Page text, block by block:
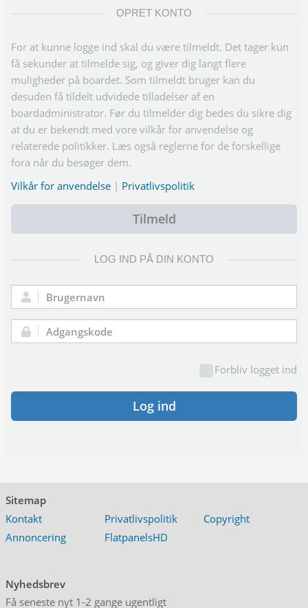
OPRET KONTO
For at kunne logge ind skal du være tilmeldt. Det tager kun
få sekunder at tilmelde sig, og giver dig langt flere
muligheder på boardet. Som tilmeldt bruger kan du
desuden få tildelt udvidede tilladelser af en
boardadministrator. Før du tilmelder dig bedes du sikre dig
at du er bekendt med vore vilkår for anvendelse og
relaterede politikker. Læs også reglerne for de forskellige
fora når du besøger dem.
Vilkår for anvendelse | Privatlivspolitik
Tilmeld
LOG IND PÅ DIN KONTO
Brugernavn:
Adgangskode:
Forbliv logget ind
Log ind
Sitemap
Kontakt
Privatlivspolitik
Copyright
Annoncering
FlatpanelsHD
Nyhedsbrev
Få seneste nyt 1-2 gange ugentligt